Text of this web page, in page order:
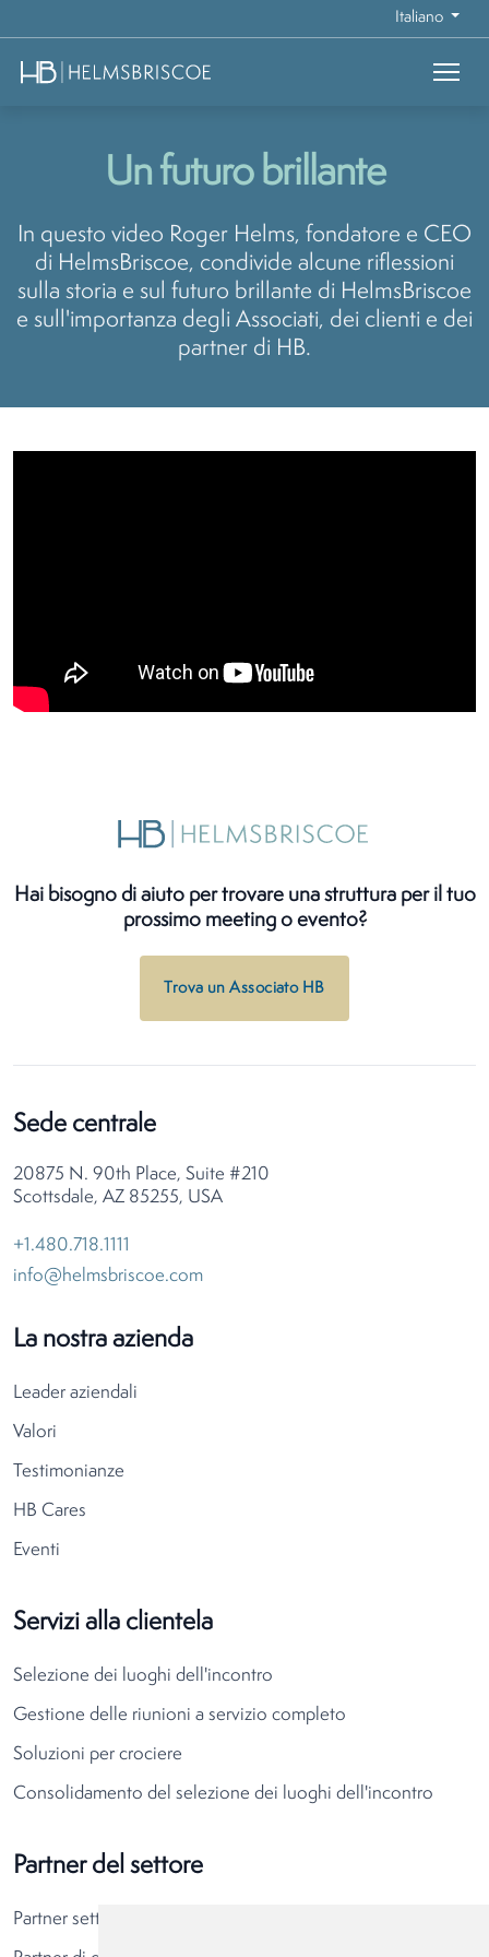
Italiano
Un futuro brillante
In questo video Roger Helms, fondatore e CEO
di HelmsBriscoe, condivide alcune riflessioni
sulla storia e sul futuro brillante di HelmsBriscoe
e sull'importanza degli Associati, dei clienti e dei
partner di HB.
Hai bisogno di aiuto per trovare una struttura per il tuo
prossimo meeting o evento?
Trova un Associato HB
Sede centrale
20875 N. 90th Place, Suite #210
Scottsdale, AZ 85255, USA
+1.480.718.1111
info@helmsbriscoe.com
La nostra azienda
Leader aziendali
Valori
Testimonianze
HB Cares
Eventi
Servizi alla clientela
Selezione dei luoghi dell'incontro
Gestione delle riunioni a servizio completo
Soluzioni per crociere
Consolidamento del selezione dei luoghi dell'incontro
Partner del settore
Partner settore alberghiero